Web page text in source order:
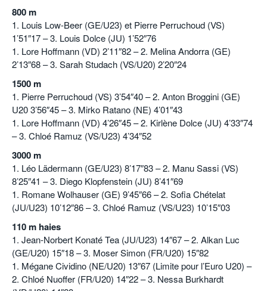
800 m
1. Louis Low-Beer (GE/U23) et Pierre Perruchoud (VS)
1’51″17 – 3. Louis Dolce (JU) 1’52″76
1. Lore Hoffmann (VD) 2’11″82 – 2. Melina Andorra (GE)
2’13″68 – 3. Sarah Studach (VS/U20) 2’20″24
1500 m
1. Pierre Perruchoud (VS) 3’54″40 – 2. Anton Broggini (GE)
U20 3’56″45 – 3. Mirko Ratano (NE) 4’01″43
1. Lore Hoffmann (VD) 4’26″45 – 2. Kirlène Dolce (JU) 4’33″74
– 3. Chloé Ramuz (VS/U23) 4’34″52
3000 m
1. Léo Lädermann (GE/U23) 8’17″83 – 2. Manu Sassi (VS)
8’25″41 – 3. Diego Klopfenstein (JU) 8’41″69
1. Romane Wolhauser (GE) 9’45″66 – 2. Sofia Chételat
(JU/U23) 10’12″86 – 3. Chloé Ramuz (VS/U23) 10’15″03
110 m haies
1. Jean-Norbert Konaté Tea (JU/U23) 14″67 – 2. Alkan Luc
(GE/U20) 15″18 – 3. Moser Simon (FR/U20) 15″82
1. Mégane Cividino (NE/U20) 13″67 (Limite pour l’Euro U20) –
2. Chloé Nuoffer (FR/U20) 14″22 – 3. Nessa Burkhardt